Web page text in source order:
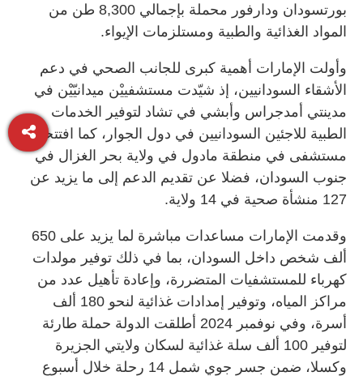
بورتسودان ودارفور محملة بإجمالي 8,300 طن من
المواد الغذائية والطبية ومستلزمات الإيواء.
وأولت الإمارات أهمية كبرى للجانب الصحي في دعم
الأشقاء السودانيين، إذ شيّدت مستشفييْن ميدانيّيْن في
مدينتي أمدجراس وأبشي في تشاد لتوفير الخدمات
الطبية للاجئين السودانيين في دول الجوار، كما افتتحت
مستشفى في منطقة مادول في ولاية بحر الغزال في
جنوب السودان، فضلا عن تقديم الدعم إلى ما يزيد عن
127 منشأة صحية في 14 ولاية.
وقدمت الإمارات مساعدات مباشرة لما يزيد على 650
ألف شخص داخل السودان، بما في ذلك توفير مولدات
كهرباء للمستشفيات المتضررة، وإعادة تأهيل عدد من
مراكز المياه، وتوفير إمدادات غذائية لنحو 180 ألف
أسرة، وفي نوفمبر 2024 أطلقت الدولة حملة طارئة
لتوفير 100 ألف سلة غذائية لسكان ولايتي الجزيرة
وكسلا، ضمن جسر جوي شمل 14 رحلة خلال أسبوع